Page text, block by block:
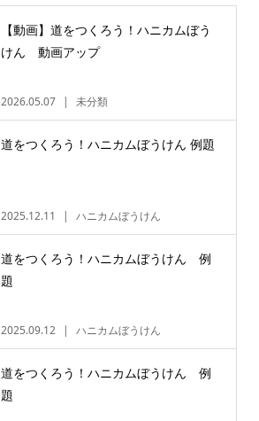
【動画】道をつくろう！ハニカムぼう
けん 動画アップ
2026.05.07 未分類
道をつくろう！ハニカムぼうけん 例題
2025.12.11 ハニカムぼうけん
道をつくろう！ハニカムぼうけん 例
題
2025.09.12 ハニカムぼうけん
道をつくろう！ハニカムぼうけん 例
題